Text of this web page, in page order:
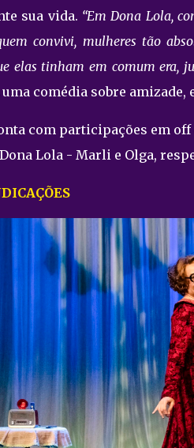
sua vida. “Em Dona Lola,
convivi, mulheres tão
elas tinham em comum era,
uma comédia sobre
com participações em off
Lola - Marli e Olga,